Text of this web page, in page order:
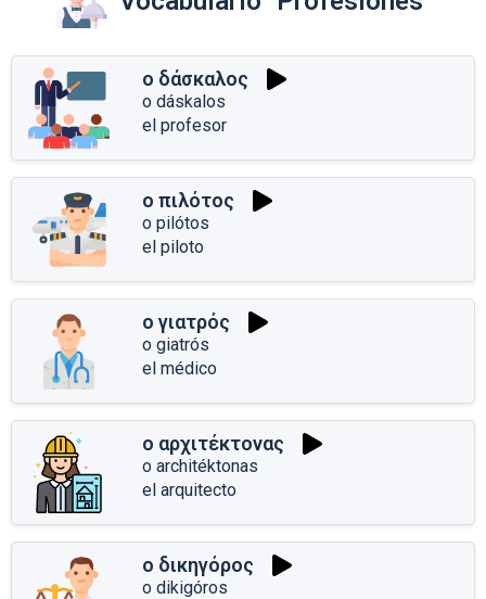
ο δάσκαλος
o dáskalos
el profesor
ο πιλότος
o pilótos
el piloto
ο γιατρός
o giatrós
el médico
ο αρχιτέκτονας
o architéktonas
el arquitecto
ο δικηγόρος
o dikigóros